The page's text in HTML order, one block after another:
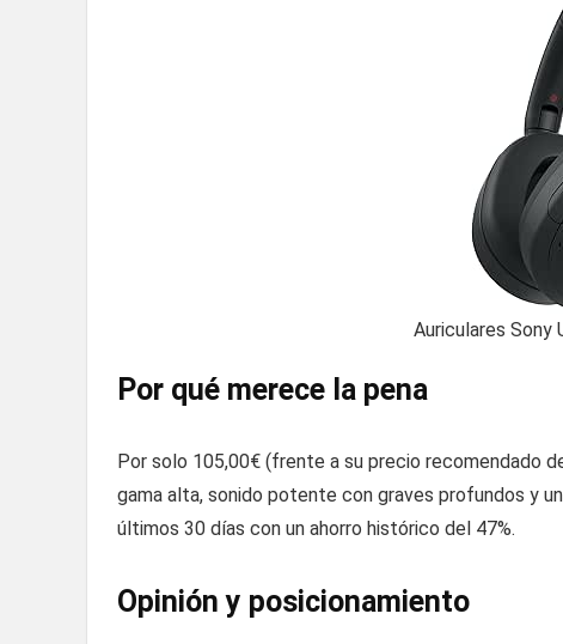
Auriculares Sony
Por qué merece la pena
Por solo 105,00€ (frente a su precio recomendado
gama alta, sonido potente con graves profundos y
últimos 30 días con un ahorro histórico del 47%.
Opinión y posicionamiento